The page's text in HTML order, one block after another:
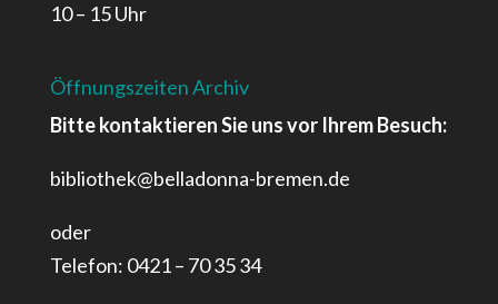
10 – 15 Uhr
Öffnungszeiten Archiv
Bitte kontaktieren Sie uns vor Ihrem Besuch:
bibliothek@belladonna-bremen.de
oder
Telefon: 0421 – 70 35 34